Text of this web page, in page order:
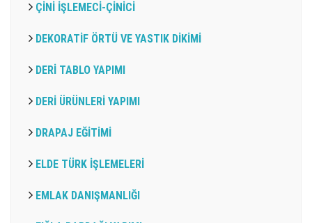
ÇİNİ İŞLEMECİ-ÇİNİCİ
DEKORATİF ÖRTÜ VE YASTIK DİKİMİ
DERİ TABLO YAPIMI
DERİ ÜRÜNLERİ YAPIMI
DRAPAJ EĞİTİMİ
ELDE TÜRK İŞLEMELERİ
EMLAK DANIŞMANLIĞI